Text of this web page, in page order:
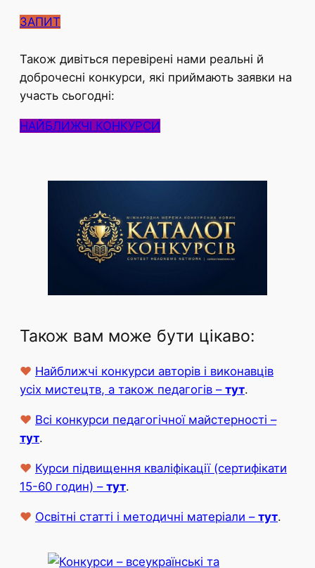
ЗАПИТ
Також дивіться перевірені нами реальні й
доброчесні конкурси, які приймають заявки на
участь сьогодні:
НАЙБЛИЖЧІ КОНКУРСИ
Також вам може бути цікаво:
♥ Найближчі конкурси авторів і виконавців
усіх мистецтв, а також педагогів – тут.
♥ Всі конкурси педагогічної майстерності –
тут.
♥ Курси підвищення кваліфікації (сертифікати
15-60 годин) – тут.
♥ Освітні статті і методичні матеріали – тут.